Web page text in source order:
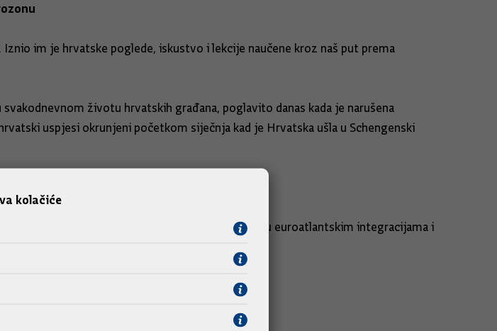
im je hrvatske poglede, iskustvo i lekcije naučene kroz naš put prema
životu hrvatskih građana, poglavito danas kada je narušena
uspjesi okrunjeni početkom siječnja kad je Hrvatska ušla u Schengenski
će nedvojbeno podržati predanost Gruzije u euroatlantskim integracijama i
kolačiće